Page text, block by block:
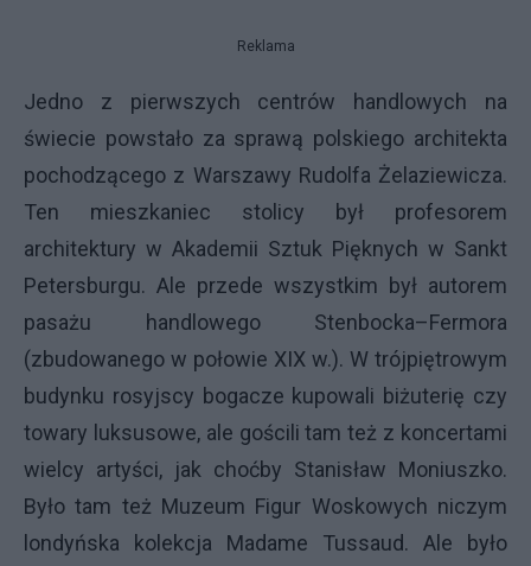
Reklama
Jedno z pierwszych centrów handlowych na
świecie powstało za sprawą polskiego architekta
pochodzącego z Warszawy Rudolfa Żelaziewicza.
Ten mieszkaniec stolicy był profesorem
architektury w Akademii Sztuk Pięknych w Sankt
Petersburgu. Ale przede wszystkim był autorem
pasażu handlowego Stenbocka–Fermora
(zbudowanego w połowie XIX w.). W trójpiętrowym
budynku rosyjscy bogacze kupowali biżuterię czy
towary luksusowe, ale gościli tam też z koncertami
wielcy artyści, jak choćby Stanisław Moniuszko.
Było tam też Muzeum Figur Woskowych niczym
londyńska kolekcja Madame Tussaud. Ale było